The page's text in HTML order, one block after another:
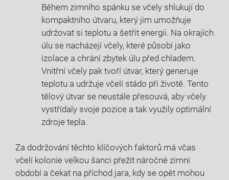
Během zimního spánku se včely shlukují do
kompaktního útvaru, který jim umožňuje
udržovat si teplotu a šetřit energii. Na okrajích
úlu se nacházejí včely, které působí jako
izolace a chrání zbytek úlu před chladem.
Vnitřní včely pak tvoří útvar, který generuje
teplotu a udržuje včelí stádo při životě. Tento
tělový útvar se neustále přesouvá, aby včely
vystřídaly svoje pozice a tak využily optimální
zdroje tepla.
Za dodržování těchto klíčových faktorů má včas
včelí kolonie velkou šanci přežít náročné zimní
období a čekat na příchod jara, kdy se opět mohou